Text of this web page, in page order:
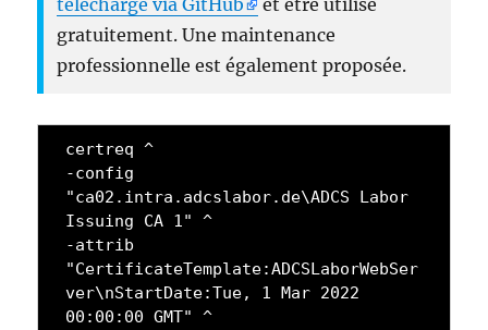
gratuitement. Une maintenance
professionnelle est également proposée.
certreq ^
-config
"ca02.intra.adcslabor.de\ADCS Labor
Issuing CA 1" ^
-attrib
"CertificateTemplate:ADCSLaborWebSer
ver\nStartDate:Tue, 1 Mar 2022
00:00:00 GMT" ^